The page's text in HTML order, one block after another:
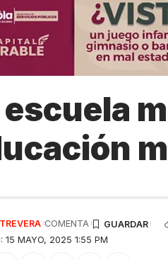
escuela
15 MAYO, 2025 1:55 PM
COMENTA